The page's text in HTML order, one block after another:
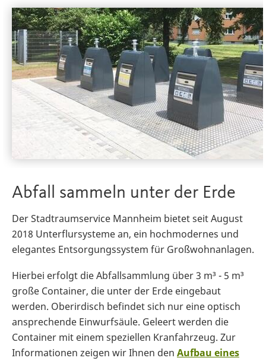
Abfall sammeln unter der Erde
Der Stadtraumservice Mannheim bietet seit August
2018 Unterflursysteme an, ein hochmodernes und
elegantes Entsorgungssystem für Großwohnanlagen.
Hierbei erfolgt die Abfallsammlung über 3 m³ - 5 m³
große Container, die unter der Erde eingebaut
werden. Oberirdisch befindet sich nur eine optisch
ansprechende Einwurfsäule. Geleert werden die
Container mit einem speziellen Kranfahrzeug. Zur
Informationen zeigen wir Ihnen den Aufbau eines